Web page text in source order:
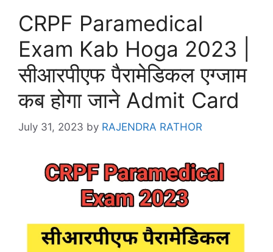
CRPF Paramedical
Exam Kab Hoga 2023 |
सीआरपीएफ पैरामेडिकल एग्जाम
कब होगा जाने Admit Card
July 31, 2023 by RAJENDRA RATHOR